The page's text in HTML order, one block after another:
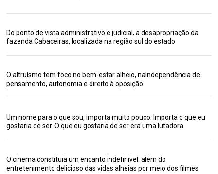
Do ponto de vista administrativo e judicial, a desapropriação da
fazenda Cabaceiras, localizada na região sul do estado
O altruísmo tem foco no bem-estar alheio, naIndependência de
pensamento, autonomia e direito à oposição
Um nome para o que sou, importa muito pouco. Importa o que eu
gostaria de ser. O que eu gostaria de ser era uma lutadora
O cinema constituía um encanto indefinível: além do
entretenimento delicioso das vidas alheias por meio dos filmes